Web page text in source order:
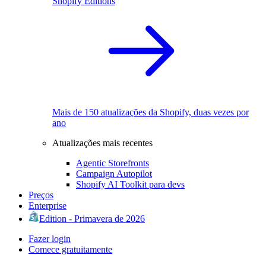
Mais de 150 atualizações da Shopify, duas vezes por
ano
Atualizações mais recentes
Agentic Storefronts
Campaign Autopilot
Shopify AI Toolkit para devs
Preços
Enterprise
Edition - Primavera de 2026
Fazer login
Comece gratuitamente